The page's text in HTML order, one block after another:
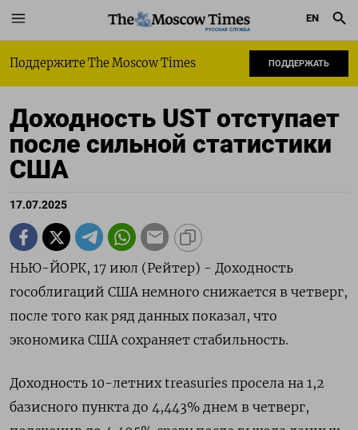
РУССКАЯ СЛУЖБА
EN
Поддержите The Moscow Times ПОДДЕРЖАТЬ
Доходность UST отступает
после сильной статистики
США
17.07.2025
НЬЮ-ЙОРК, 17 июл (Рейтер) - Доходность
гособлигаций США немного снижается в четверг,
после того как ряд данных показал, что
экономика США сохраняет стабильность.
Доходность 10-летних treasuries просела на 1,2
базисного пункта до 4,443% днем в четверг,